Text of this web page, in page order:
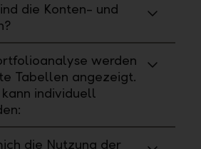
die Konten- und
werden
Tabellen angezeigt.
individuell
die Nutzung der